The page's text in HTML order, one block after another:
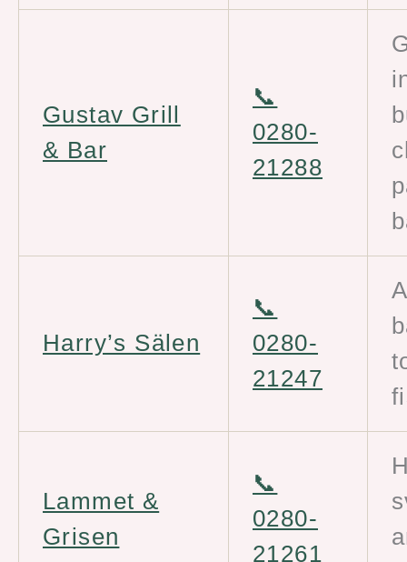
Gustav Grill
& Bar
📞
0280-
21288
Harry’s Sälen
📞
0280-
21247
Lammet &
Grisen
📞
0280-
21261